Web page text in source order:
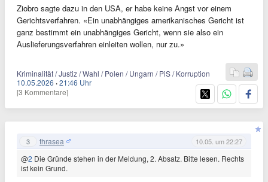
Ziobro sagte dazu in den USA, er habe keine Angst vor einem
Gerichtsverfahren. «Ein unabhängiges amerikanisches Gericht ist
ganz bestimmt ein unabhängiges Gericht, wenn sie also ein
Auslieferungsverfahren einleiten wollen, nur zu.»
Kriminalität / Justiz / Wahl / Polen / Ungarn / PiS / Korruption
10.05.2026 ·21:46 Uhr
[3 Kommentare]
3 thrasea 10.05. um 22:27
@2 Die Gründe stehen in der Meldung, 2. Absatz. Bitte lesen. Rechts
ist kein Grund.